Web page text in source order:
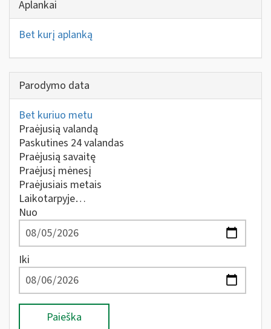
Aplankai
Bet kurį aplanką
Parodymo data
Bet kuriuo metu
Praėjusią valandą
Paskutines 24 valandas
Praėjusią savaitę
Praėjusį mėnesį
Praėjusiais metais
Laikotarpyje…
Nuo
Iki
Paieška